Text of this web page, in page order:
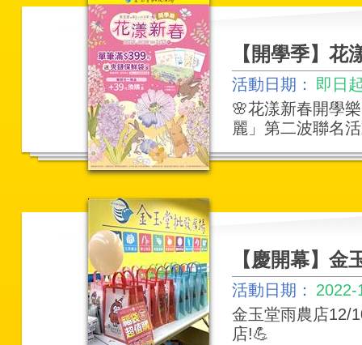
【開學季】花
活動日期：
即日
🌸花漾新春開學
麗」第二波聯名
【慶開幕】金
活動日期：
2022-
金玉堂雨農店12/
店!💪